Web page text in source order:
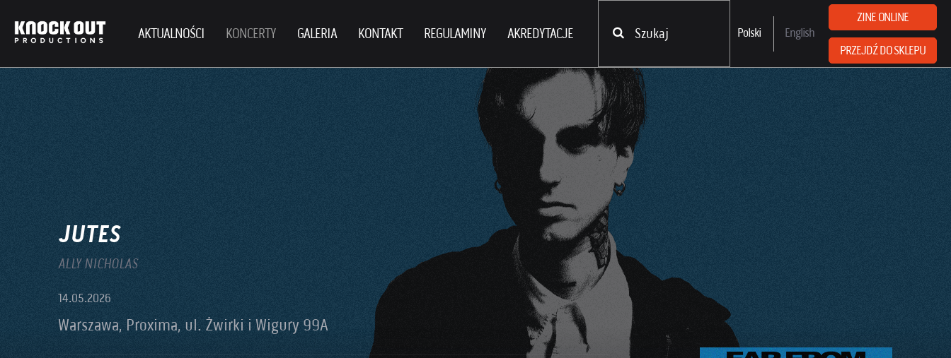
AKTUALNOŚCI KONCERTY GALERIA KONTAKT REGULAMINY AKREDYTACJE Polski English
ZINE ONLINE
PRZEJDŹ DO SKLEPU
JUTES
ALLY NICHOLAS
14.05.2026
Warszawa, Proxima, ul. Żwirki i Wigury 99A